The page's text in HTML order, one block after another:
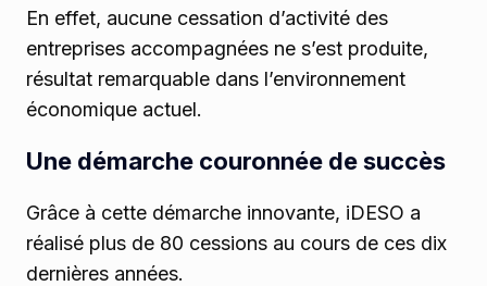
En effet, aucune cessation d’activité des
entreprises accompagnées ne s’est produite,
résultat remarquable dans l’environnement
économique actuel.
Une démarche couronnée de succès
Grâce à cette démarche innovante, iDESO a
réalisé plus de 80 cessions au cours de ces dix
dernières années.